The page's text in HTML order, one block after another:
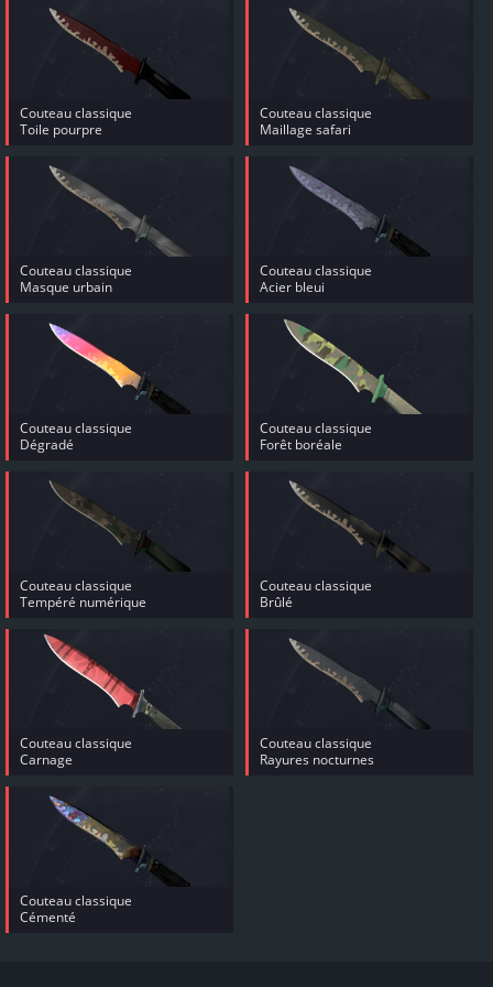
Couteau classique
Toile pourpre
Couteau classique
Maillage safari
Couteau classique
Masque urbain
Couteau classique
Acier bleui
Couteau classique
Dégradé
Couteau classique
Forêt boréale
Couteau classique
Tempéré numérique
Couteau classique
Brûlé
Couteau classique
Carnage
Couteau classique
Rayures nocturnes
Couteau classique
Cémenté